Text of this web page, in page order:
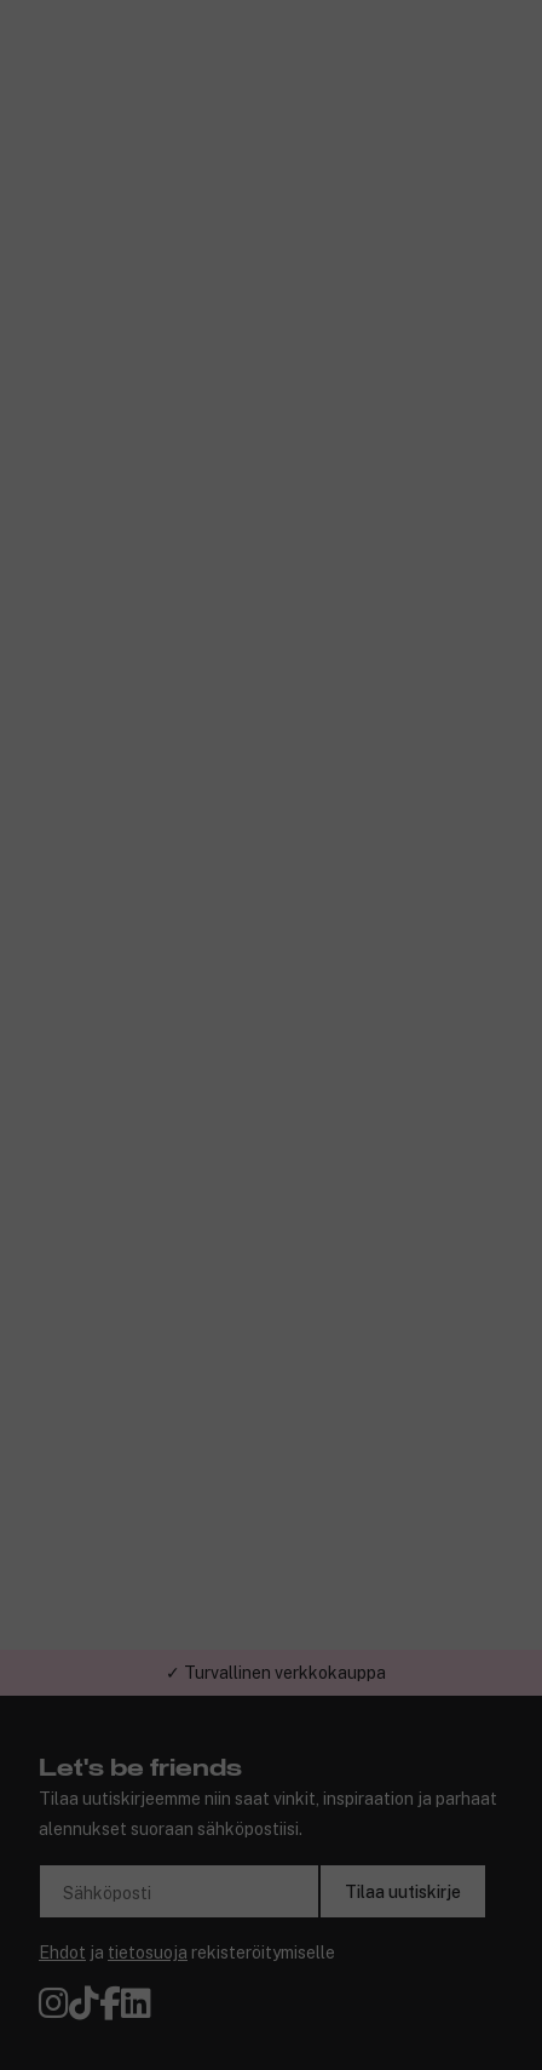
✓ Turvallinen verkkokauppa
Let's be friends
Tilaa uutiskirjeemme niin saat vinkit, inspiraation ja parhaat
alennukset suoraan sähköpostiisi.
Sähköposti Tilaa uutiskirje
Ehdot ja tietosuoja rekisteröitymiselle